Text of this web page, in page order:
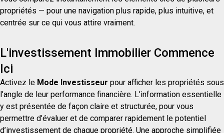
propriétés — pour une navigation plus rapide, plus intuitive, et
centrée sur ce qui vous attire vraiment.
L'investissement Immobilier Commence
Ici
Activez le Mode Investisseur pour afficher les propriétés sous
l’angle de leur performance financière. L’information essentielle
y est présentée de façon claire et structurée, pour vous
permettre d’évaluer et de comparer rapidement le potentiel
d’investissement de chaque propriété. Une approche simplifiée